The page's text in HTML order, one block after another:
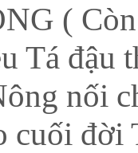
( Còn
Tá đậu
nối
cuối đời